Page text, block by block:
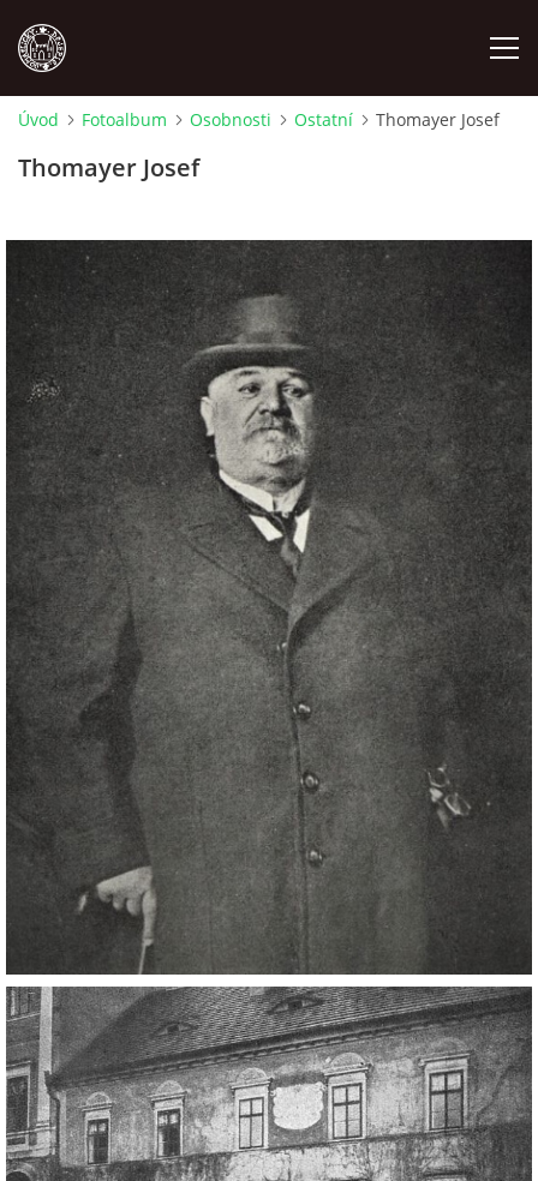
OSOBNOSTI
OSTATNÍ
ODKAZY
O NÁS
DŮL NA SLÍDU (NA KOLE)
Kontakt:
tel. 773 916 275
info@domdej.cz
--------------------------------------------------------------
Tento projekt je realizován za finanční podpory
města Domažlice.
© 2026 eStránky.cz Aktualizováno: 17. 7. 2026
Úvod Fotoalbum Osobnosti Ostatní Thomayer Josef
Thomayer Josef